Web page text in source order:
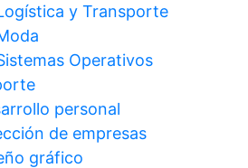
y Transporte
Operativos
personal
de empresas
gráfico